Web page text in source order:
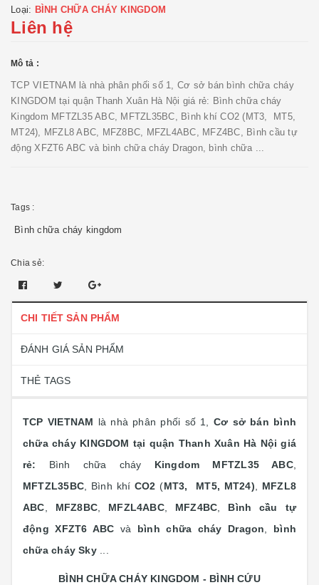
Loại: BÌNH CHỮA CHÁY KINGDOM
Liên hệ
Mô tả :
TCP VIETNAM là nhà phân phối số 1, Cơ sở bán bình chữa cháy
KINGDOM tại quận Thanh Xuân Hà Nội giá rẻ: Bình chữa cháy
Kingdom MFTZL35 ABC, MFTZL35BC, Bình khí CO2 (MT3, MT5,
MT24), MFZL8 ABC, MFZ8BC, MFZL4ABC, MFZ4BC, Bình cầu tự
động XFZT6 ABC và bình chữa cháy Dragon, bình chữa ...
Tags :
Bình chữa cháy kingdom
Chia sẻ:
CHI TIẾT SẢN PHẨM
ĐÁNH GIÁ SẢN PHẨM
THẺ TAGS
TCP VIETNAM là nhà phân phối số 1, Cơ sở bán bình
chữa cháy KINGDOM tại quận Thanh Xuân Hà Nội giá
rẻ:
Bình chữa cháy Kingdom MFTZL35 ABC,
MFTZL35BC, Bình khíCO2 (MT3, MT5, MT24)
MFZL8
ABC
MFZ8BC MFZL4ABC, MFZ4BC
Bình cầu tự
động XFZT6 ABC và bình chữa cháy Dragon
bình
chữa cháy Sky...
BÌNH CHỮA CHÁY KINGDOM - BÌNH CỨU